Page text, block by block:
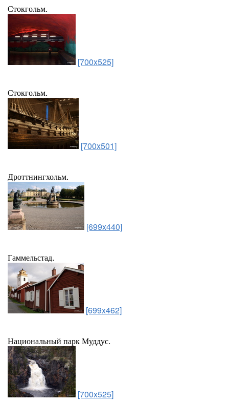
Стокгольм.
[700x525]
Стокгольм.
[700x501]
Дроттнингхольм.
[699x440]
Гаммельстад.
[699x462]
Национальный парк Муддус.
[700x525]